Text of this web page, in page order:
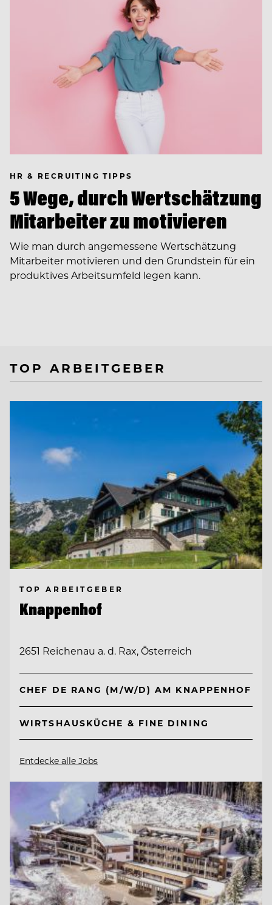
HR & RECRUITING TIPPS
5 Wege, durch Wertschätzung
Mitarbeiter zu motivieren
Wie man durch angemessene Wertschätzung
Mitarbeiter motivieren und den Grundstein für ein
produktives Arbeitsumfeld legen kann.
TOP ARBEITGEBER
TOP ARBEITGEBER
Knappenhof
2651 Reichenau a. d. Rax, Österreich
CHEF DE RANG (M/W/D) AM KNAPPENHOF
WIRTSHAUSKÜCHE & FINE DINING
Entdecke alle Jobs